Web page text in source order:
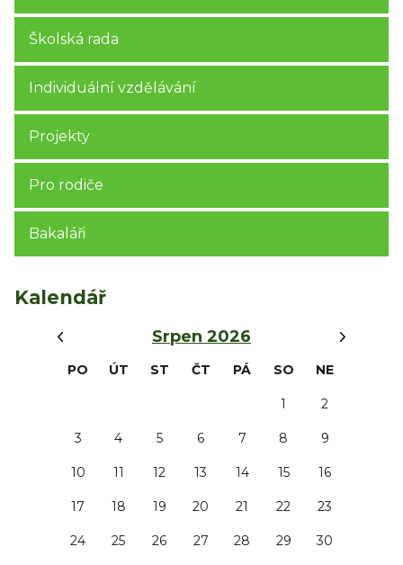
Školská rada
Individuální vzdělávání
Projekty
Pro rodiče
Bakaláři
Kalendář
Srpen 2026
PO ÚT ST ČT PÁ SO NE
1 2
3 4 5 6 7 8 9
10 11 12 13 14 15 16
17 18 19 20 21 22 23
24 25 26 27 28 29 30